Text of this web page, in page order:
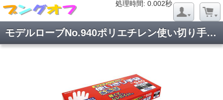
処理時間: 0.002秒
モデルローブNo.940ポリエチレン使い切り手袋 L 手袋 1箱(100枚入)
処理時間: 0.018秒